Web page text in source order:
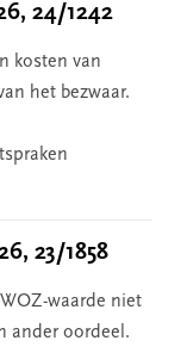
24/1242
kosten van
het bezwaar.
23/1858
waarde niet
ander oordeel.